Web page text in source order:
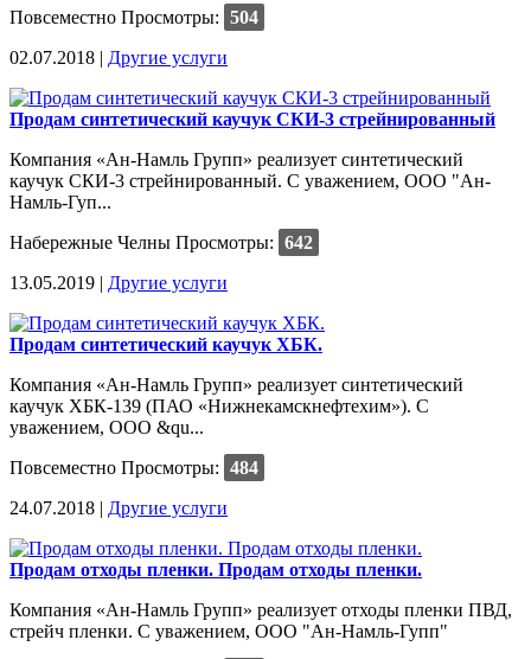
Повсеместно Просмотры: 504
02.07.2018 | Другие услуги
Продам синтетический каучук СКИ-3 стрейнированный
Компания «Ан-Намль Групп» реализует синтетический
каучук СКИ-3 стрейнированный. C уважением, ООО "Ан-
Намль-Гуп...
Набережные Челны Просмотры: 642
13.05.2019 | Другие услуги
Продам синтетический каучук ХБК.
Компания «Ан-Намль Групп» реализует синтетический
каучук ХБК-139 (ПАО «Нижнекамскнефтехим»). C
уважением, ООО &qu...
Повсеместно Просмотры: 484
24.07.2018 | Другие услуги
Продам отходы пленки. Продам отходы пленки.
Компания «Ан-Намль Групп» реализует отходы пленки ПВД,
стрейч пленки. C уважением, ООО "Ан-Намль-Гупп"